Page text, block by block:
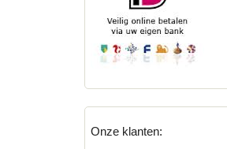
Onze klanten: